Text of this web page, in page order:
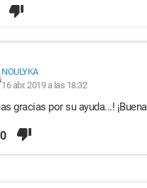
NOULYKA
16 abr. 2019 a las 18:32
gracias por su ayuda...!
0